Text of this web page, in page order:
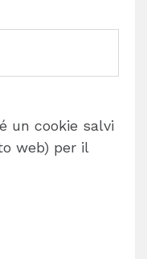
un cookie salvi
web) per il